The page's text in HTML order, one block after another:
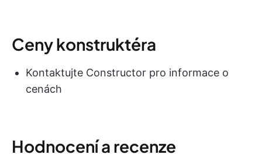
Ceny konstruktéra
Kontaktujte Constructor pro informace o
cenách
Hodnocení a recenze